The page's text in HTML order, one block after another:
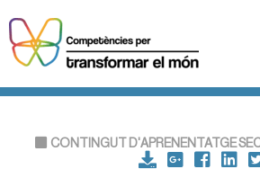
CONTINGUT D'APRENENTATGE